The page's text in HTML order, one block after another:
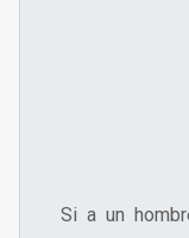
Si a un